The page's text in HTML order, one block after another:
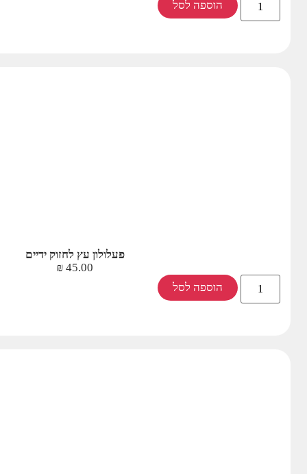
הוספה לסל
פעלולון עץ לחזוק ידיים
45.00
₪
הוספה לסל